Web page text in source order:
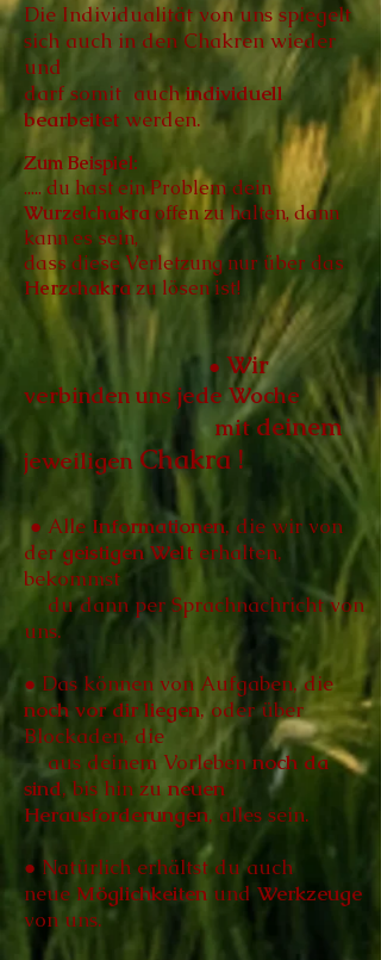
Die Individualität von uns spiegelt
sich auch in den Chakren wieder
und
darf somit auchindividuell
bearbeitet werden.
Zum Beispiel:
..... du hast ein Problem dein
Wurzelchakraoffen zu halten, dann
kann es sein,
dass diese Verletzung nur über das
Herzchakrazu lösen ist!
● Wir
verbinden uns jede Woche
mitdeinem
jeweiligen Chakra !
● Alle Informationen, die wir von
der geistigen Welt erhalten,
bekommst
du dann per Sprachnachricht von
uns.
● Das können von Aufgaben, die
noch vor dir liegen, oder über
Blockaden, die
aus deinem Vorleben noch da
sind, bis hin zu neuen
Herausforderungen, alles sein.
● Natürlich erhältst du auch
neue Möglichkeiten und Werkzeuge
von uns.